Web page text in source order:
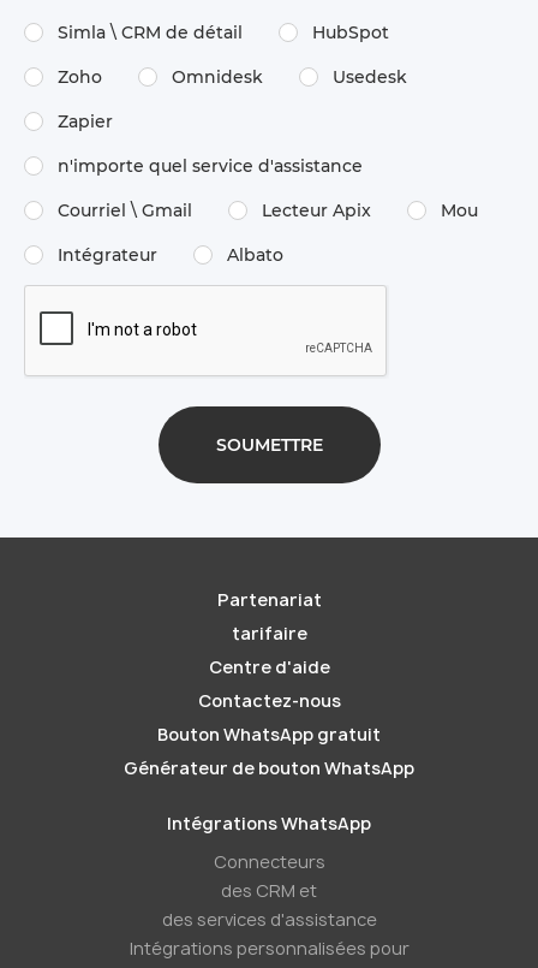
Simla \​ CRM de détail HubSpot
Zoho Omnidesk Usedesk
Zapier
n'importe quel service d'assistance
Courriel \ Gmail Lecteur Apix Mou
Intégrateur Albato
Partenariat
tarifaire
Centre d'aide
Contactez-nous
Bouton WhatsApp gratuit
Générateur de bouton WhatsApp
Intégrations WhatsApp
Connecteurs
des CRM et
des services d'assistance
Intégrations personnalisées pour